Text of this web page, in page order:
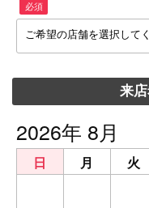
必須
ご希望の店舗を選択して
来
2026年 8月
日 月 火